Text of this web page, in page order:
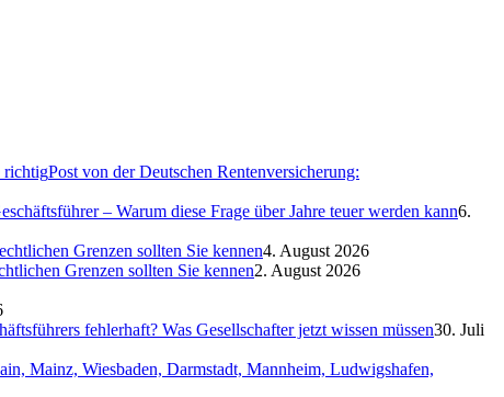
Post von der Deutschen Rentenversicherung:
– Warum diese Frage über Jahre teuer werden kann6.
Grenzen sollten Sie kennen4. August 2026
Grenzen sollten Sie kennen2. August 2026
fehlerhaft? Was Gesellschafter jetzt wissen müssen30. Juli